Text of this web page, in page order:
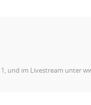
und im Livestream unter